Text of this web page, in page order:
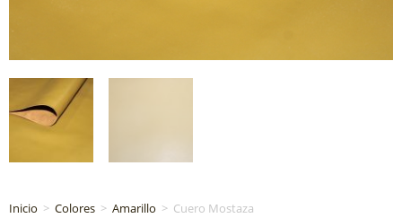
Inicio > Colores > Amarillo > Cuero Mostaza